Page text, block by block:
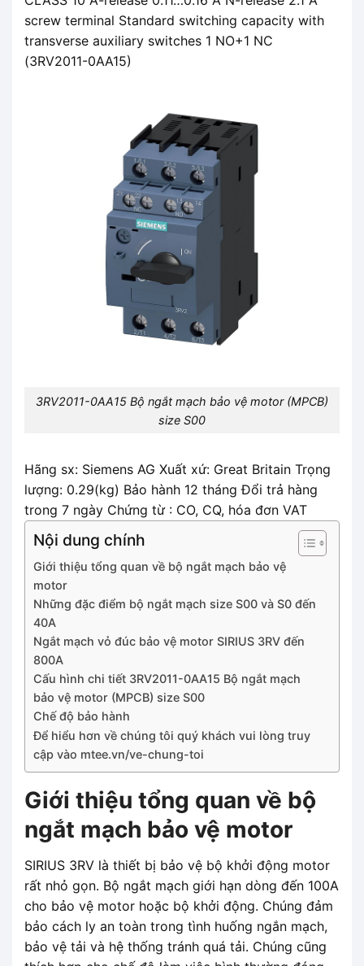
screw terminal Standard switching capacity with
transverse auxiliary switches 1 NO+1 NC
(3RV2011-0AA15)
3RV2011-0AA15 Bộ ngắt mạch bảo vệ motor (MPCB)
size S00
Hãng sx: Siemens AG Xuất xứ: Great Britain Trọng
lượng: 0.29(kg) Bảo hành 12 tháng Đổi trả hàng
trong 7 ngày Chứng từ : CO, CQ, hóa đơn VAT
Nội dung chính
Giới thiệu tổng quan về bộ ngắt mạch bảo vệ
motor
Những đặc điểm bộ ngắt mạch size S00 và S0 đến
40A
Ngắt mạch vỏ đúc bảo vệ motor SIRIUS 3RV đến
800A
Cấu hình chi tiết 3RV2011-0AA15 Bộ ngắt mạch
bảo vệ motor (MPCB) size S00
Chế độ bảo hành
Để hiểu hơn về chúng tôi quý khách vui lòng truy
cập vào mtee.vn/ve-chung-toi
Giới thiệu tổng quan về bộ
ngắt mạch bảo vệ motor
SIRIUS 3RV là thiết bị bảo vệ bộ khởi động motor
rất nhỏ gọn. Bộ ngắt mạch giới hạn dòng đến 100A
cho bảo vệ motor hoặc bộ khởi động. Chúng đảm
bảo cách ly an toàn trong tình huống ngắn mạch,
bảo vệ tải và hệ thống tránh quá tải. Chúng cũng